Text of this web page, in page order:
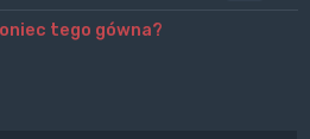
tego gówna?